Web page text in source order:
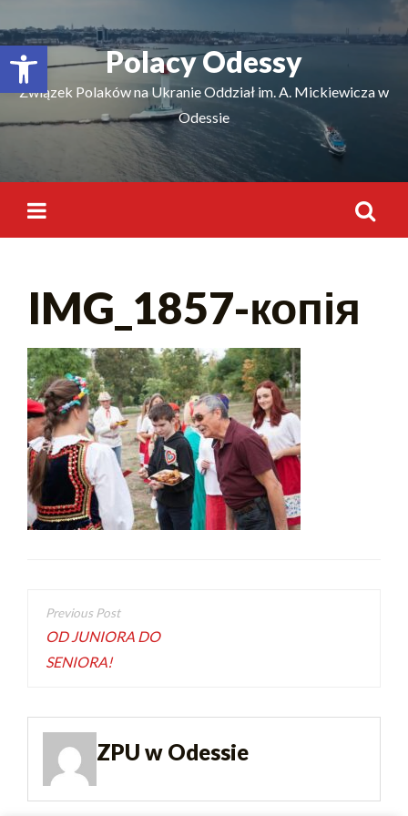
Відкрити Панель інструментівPolacy Odessy
Związek Polaków na Ukranie Oddział im. A. Mickiewicza w
Odessie
IMG_1857-копія
OD JUNIORA DO
SENIORA!
ZPU w Odessie